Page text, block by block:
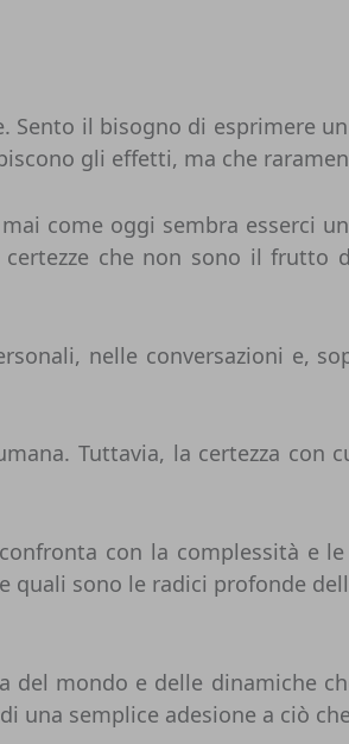
il bisogno di esprimere
gli effetti, ma che
come oggi sembra esserci
che non sono il frutto
nelle conversazioni e,
Tuttavia, la certezza con
con la complessità e
sono le radici profonde
mondo e delle dinamiche
una semplice adesione a ciò